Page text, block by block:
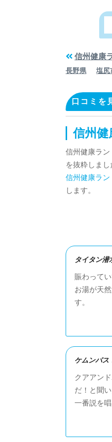
信州健康
長野県 塩尻
口コミを
信州
信州健康ラ
を抜粋しま
信州健康ラン
します。
タイタン潜
賑わって
お湯が天
す。
ケムンパス
クアアン
だ！と聞
一番説を